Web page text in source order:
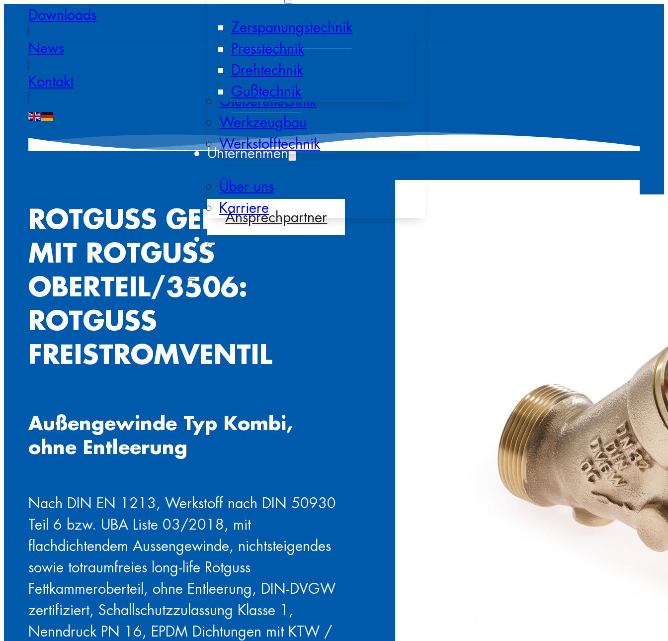
Downloads
News
Kontakt
Zerspanungstechnik
Presstechnik
Drehtechnik
Gußtechnik
Gießereitechnik
Werkzeugbau
Werkstofftechnik
Unternehmen
Über uns
Karriere
Ansprechpartner
ROTGUSS GEHÄUSE
MIT ROTGUSS
OBERTEIL/3506:
ROTGUSS
FREISTROMVENTIL
Außengewinde Typ Kombi,
ohne Entleerung
Nach DIN EN 1213, Werkstoff nach DIN 50930
Teil 6 bzw. UBA Liste 03/2018, mit
flachdichtendem Aussengewinde, nichtsteigendes
sowie totraumfreies long-life Rotguss
Fettkammeroberteil, ohne Entleerung, DIN-DVGW
zertifiziert, Schallschutzzulassung Klasse 1,
Nenndruck PN 16, EPDM Dichtungen mit KTW /